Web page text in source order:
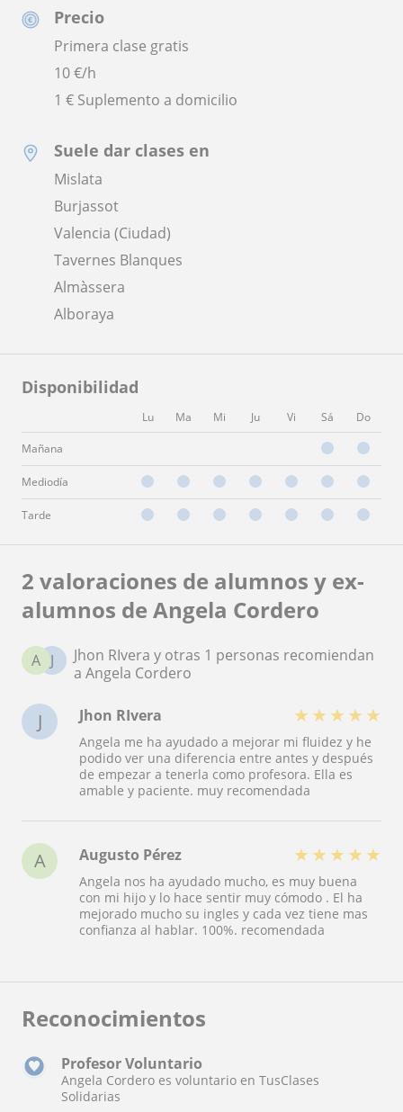
Precio
Primera clase gratis
10€/h
1 € Suplemento a domicilio
Suele dar clases en
Mislata
Burjassot
Valencia (Ciudad)
Tavernes Blanques
Almàssera
Alboraya
Disponibilidad
Lu Ma Mi Ju Vi Sá Do
Mañana
Mediodía
Tarde
2 valoraciones de alumnos y ex-
alumnos de Angela Cordero
J
A
Jhon RIvera y otras 1 personas recomiendan
a Angela Cordero
J Jhon RIvera ★ ★ ★ ★ ★
Angela me ha ayudado a mejorar mi fluidez y he
podido ver una diferencia entre antes y después
de empezar a tenerla como profesora. Ella es
amable y paciente. muy recomendada
A Augusto Pérez ★ ★ ★ ★ ★
Angela nos ha ayudado mucho, es muy buena
con mi hijo y lo hace sentir muy cómodo . El ha
mejorado mucho su ingles y cada vez tiene mas
confianza al hablar. 100%. recomendada
Reconocimientos
Profesor Voluntario
Angela Cordero es voluntario en TusClases
Solidarias